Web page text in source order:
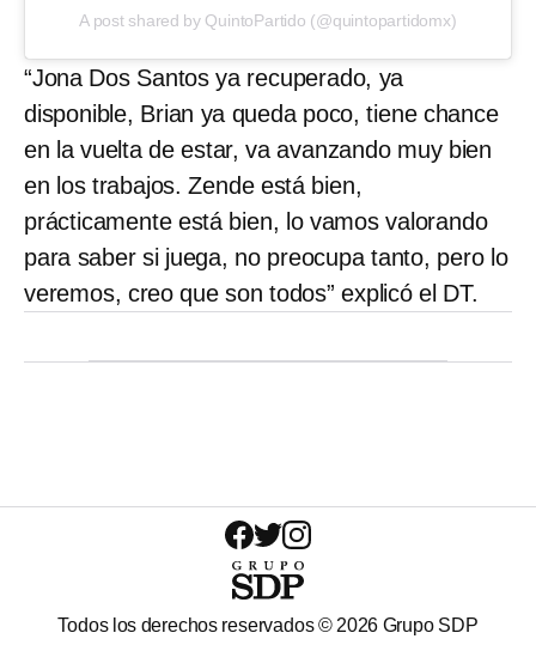
A post shared by QuintoPartido (@quintopartidomx)
“Jona Dos Santos ya recuperado, ya
disponible, Brian ya queda poco, tiene chance
en la vuelta de estar, va avanzando muy bien
en los trabajos. Zende está bien,
prácticamente está bien, lo vamos valorando
para saber si juega, no preocupa tanto, pero lo
veremos, creo que son todos” explicó el DT.
Todos los derechos reservados © 2026 Grupo SDP